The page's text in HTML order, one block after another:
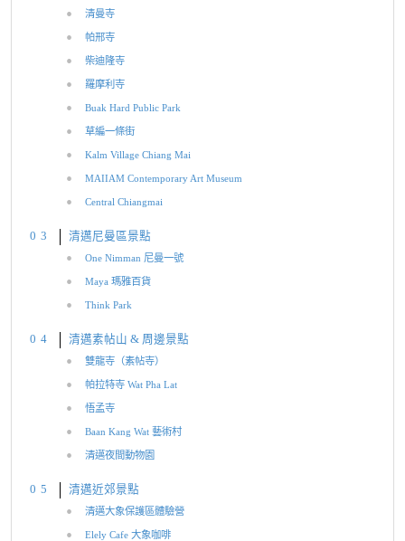
清曼寺
帕邢寺
柴迪隆寺
羅摩利寺
Buak Hard Public Park
草編一條街
Kalm​ Village​ Chiang Mai
MAIIAM Contemporary Art Museum
Central Chiangmai
清邁尼曼區景點
One Nimman 尼曼一號
Maya 瑪雅百貨
Think Park
清邁素帖山 & 周邊景點
雙龍寺（素帖寺）
帕拉特寺 Wat Pha Lat
悟孟寺
Baan Kang Wat 藝術村
清邁夜間動物園
清邁近郊景點
清邁大象保護區體驗營
Elely Cafe 大象咖啡